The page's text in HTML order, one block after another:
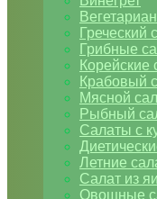
Греческий
Грибные
Корейские
Крабовый
Мясной
Рыбный
Салаты с
Летние
Салат из
Овощные